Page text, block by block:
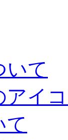
いて
アイ
て